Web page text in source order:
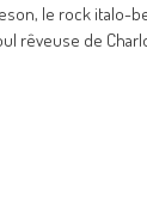
le rock italo-
rêveuse de